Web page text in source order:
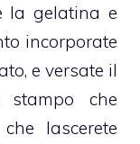
la gelatina e
incorporate
e versate il
che
lascerete